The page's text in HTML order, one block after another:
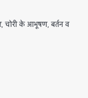
चोरी के आभूषण, बर्तन व